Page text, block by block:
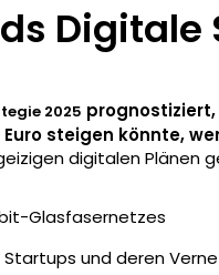
Digitale
2025 prognostiziert,
steigen könnte,
digitalen Plänen
Glasfasernetzes
und deren